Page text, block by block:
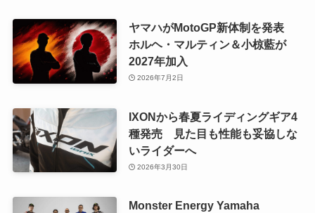
ヤマハがMotoGP新体制を発表
ホルヘ・マルティン＆小椋藍が
2027年加入
2026年7月2日
IXONから春夏ライディングギア4
種発売 見た目も性能も妥協しな
いライダーへ
2026年3月30日
Monster Energy Yamaha